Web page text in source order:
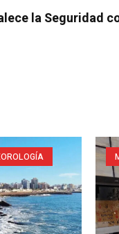
la Seguridad